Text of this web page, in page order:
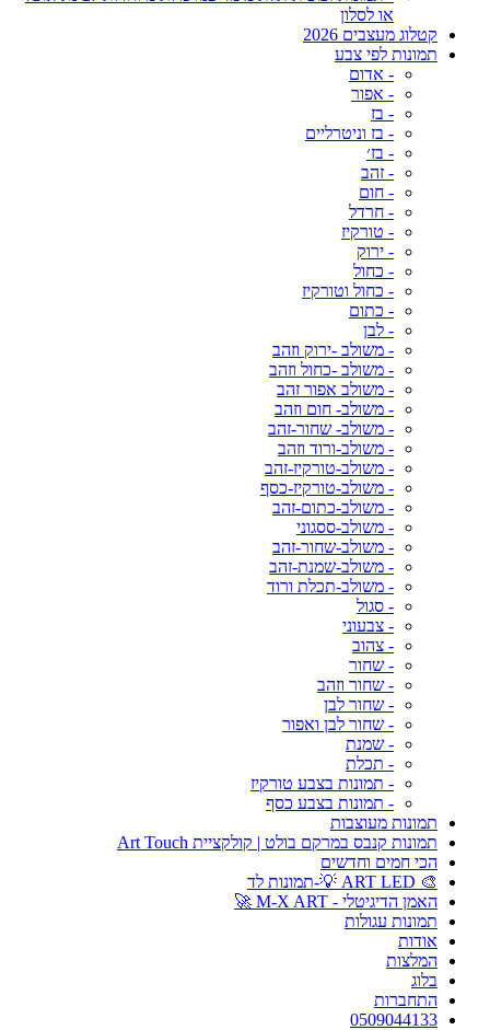
או לסלון
קטלוג מעצבים 2026
תמונות לפי צבע
- אדום
- אפור
- בז
- בז וניטרליים
- בז׳
- זהב
- חום
- חרדל
- טורקיז
- ירוק
- כחול
- כחול וטורקיז
- כתום
- לבן
- משולב -ירוק וזהב
- משולב -כחול וזהב
- משולב אפור זהב
- משולב- חום וזהב
- משולב- שחור-זהב
- משולב-ורוד וזהב
- משולב-טורקיז-זהב
- משולב-טורקיז-כסף
- משולב-כתום-זהב
- משולב-ססגוני
- משולב-שחור-זהב
- משולב-שמנת-זהב
- משולב-תכלת ורוד
- סגול
- צבעוני
- צהוב
- שחור
- שחור וזהב
- שחור לבן
- שחור לבן ואפור
- שמנת
- תכלת
- תמונות בצבע טורקיז
- תמונות בצבע כסף
תמונות מעוצבות
תמונות קנבס במרקם בולט | קולקציית Art Touch
הכי חמים וחדשים
🎨 ART LED 💡-תמונות לד
האמן הדיגיטלי - M-X ART 🚀
תמונות עגולות
אודות
המלצות
בלוג
התחברות
0509044133